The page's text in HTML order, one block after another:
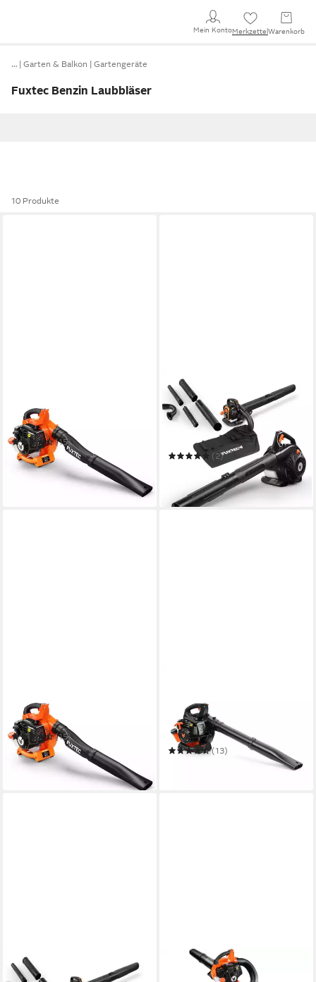
Mein KontoMerkzettel Warenkorb
… Garten & Balkon Gartengeräte
Fuxtec Benzin Laubbläser
10 Produkte
112 dB Betriebsgeräusch
5,6 g Gewicht
(15)
103,00 €
9,41 €mtl. in 12 Raten
in 2-3 Werktagen bei dir
FUXTEC
Benzin-Laubbläser FX-
LBS126P
108 dB Betriebsgeräusch
Gewicht
(2)
159,00 €
mtl. in 12 Raten
in 2-3 Werktagen bei dir
112 dB Betriebsgeräusch
5,6 g Gewicht
(15)
103,00 €
9,41 €mtl. in 12 Raten
in 2-3 Werktagen bei dir
LB126ECO
112 dB Betriebsgeräusch
4,5 g Gewicht
(13)
FUXTEC
Benzin-Laubbläser FX-
FUXTEC
Benzin-Laubbläser FX-